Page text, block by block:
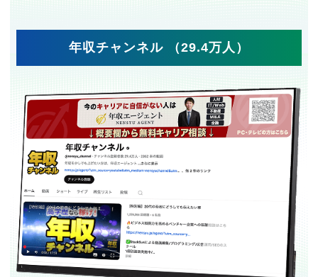
年収チャンネル （29.4万人）